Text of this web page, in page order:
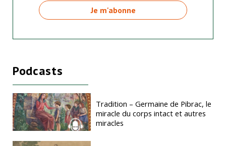
Podcasts
Tradition – Germaine de Pibrac, le
miracle du corps intact et autres
miracles